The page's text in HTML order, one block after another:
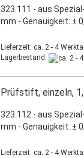
323.111 - aus
mm - Genauigkeit: ±
Lieferzeit: ca. 2 - 4
Lagerbestand:
Prüfstift, einzeln,
323.112 - aus
mm - Genauigkeit: ±
Lieferzeit: ca. 2 - 4